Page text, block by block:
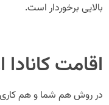
بالایی برخوردار است.
اقامت
در روش هم شما و هم کاری